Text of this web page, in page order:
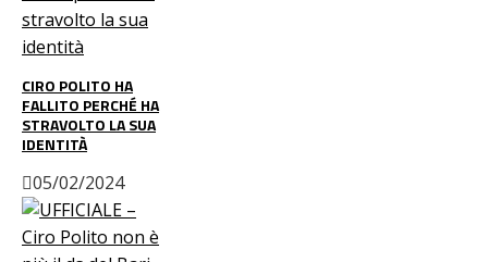
CIRO POLITO HA
FALLITO PERCHÉ HA
STRAVOLTO LA SUA
IDENTITÀ
05/02/2024